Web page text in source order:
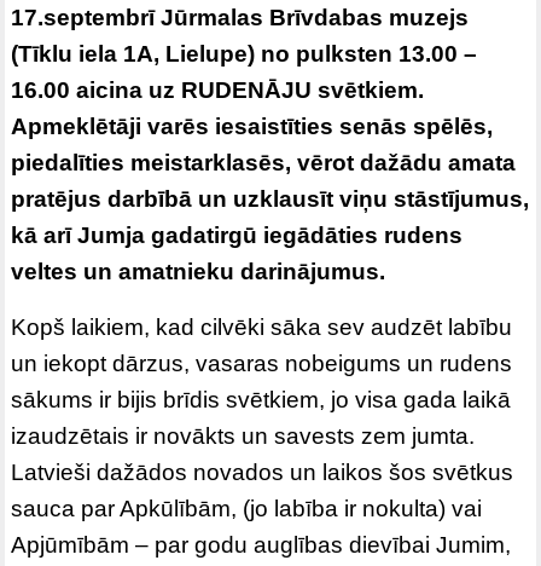
17.septembrī Jūrmalas Brīvdabas muzejs
(Tīklu iela 1A, Lielupe) no pulksten 13.00 –
16.00 aicina uz RUDENĀJU svētkiem.
Apmeklētāji varēs iesaistīties senās spēlēs,
piedalīties meistarklasēs, vērot dažādu amata
pratējus darbībā un uzklausīt viņu stāstījumus,
kā arī Jumja gadatirgū iegādāties rudens
veltes un amatnieku darinājumus.
Kopš laikiem, kad cilvēki sāka sev audzēt labību
un iekopt dārzus, vasaras nobeigums un rudens
sākums ir bijis brīdis svētkiem, jo visa gada laikā
izaudzētais ir novākts un savests zem jumta.
Latvieši dažādos novados un laikos šos svētkus
sauca par Apkūlībām, (jo labība ir nokulta) vai
Apjūmībām – par godu auglības dievībai Jumim,